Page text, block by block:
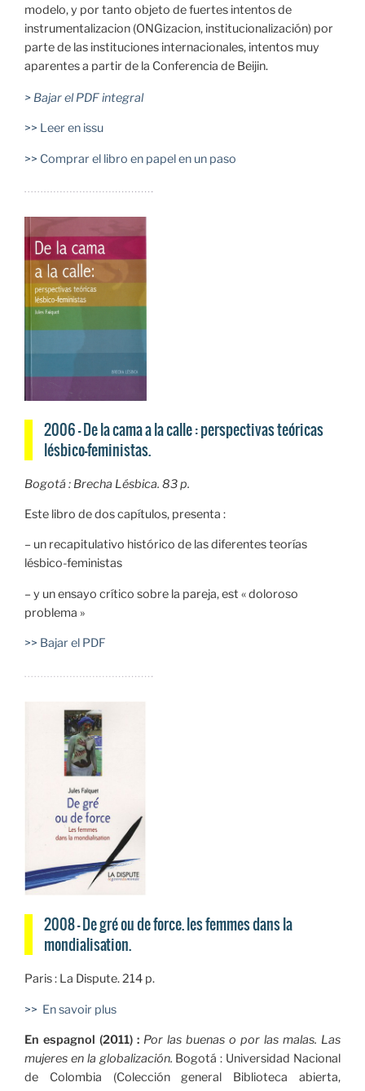
modelo, y por tanto objeto de fuertes intentos de
instrumentalizacion (ONGizacion, institucionalización) por
parte de las instituciones internacionales, intentos muy
aparentes a partir de la Conferencia de Beijin.
> Bajar el PDF integral
>> Leer en issu
>> Comprar el libro en papel en un paso
2006 — De la cama a la calle : perspectivas teóricas
lésbico-feministas.
Bogotá : Brecha Lésbica. 83 p.
Este libro de dos capítulos, presenta :
– un recapitulativo histórico de las diferentes teorías
lésbico-feministas
– y un ensayo crítico sobre la pareja, est « doloroso
problema »
>> Bajar el PDF
2008 — De gré ou de force. les femmes dans la
mondialisation.
Paris : La Dispute. 214 p.
>> En savoir plus
En espagnol (2011) : Por las buenas o por las malas. Las
mujeres en la globalización. Bogotá : Universidad Nacional
de Colombia (Colección general Biblioteca abierta,